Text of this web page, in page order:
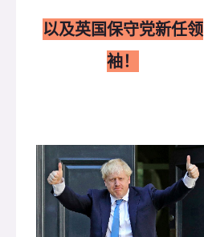
以及英国保守党新任领
袖！